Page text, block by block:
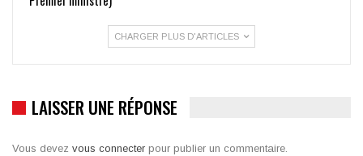
CHARGER PLUS D'ARTICLES
LAISSER UNE RÉPONSE
Vous devez vous connecter pour publier un commentaire.